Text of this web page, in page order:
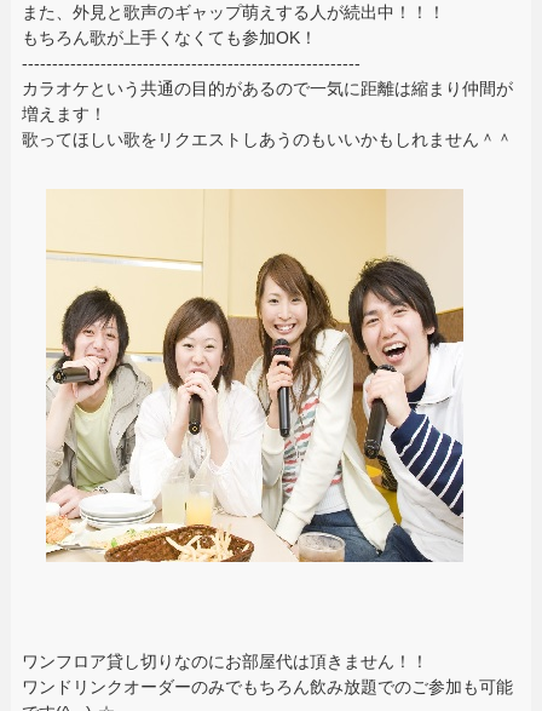
また、外見と歌声のギャップ萌えする人が続出中！！！
もちろん歌が上手くなくても参加OK！
--------------------------------------------------------
カラオケという共通の目的があるので一気に距離は縮まり仲間が
増えます！
歌ってほしい歌をリクエストしあうのもいいかもしれません＾＾
ワンフロア貸し切りなのにお部屋代は頂きません！！
ワンドリンクオーダーのみでもちろん飲み放題でのご参加も可能